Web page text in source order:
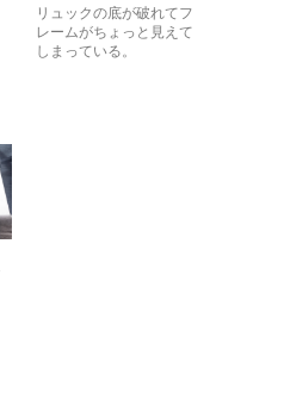
リュックの底が破れてフ
レームがちょっと見えて
しまっている。